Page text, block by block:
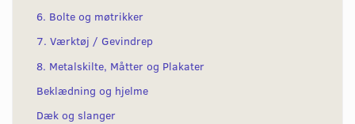
6. Bolte og møtrikker
7. Værktøj / Gevindrep
8. Metalskilte, Måtter og Plakater
Beklædning og hjelme
Dæk og slanger